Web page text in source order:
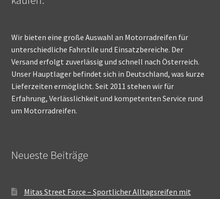
Wir bieten eine große Auswahl an Motorradreifen für
unterschiedliche Fahrstile und Einsatzbereiche. Der
Versand erfolgt zuverlässig und schnell nach Österreich.
Unser Hauptlager befindet sich in Deutschland, was kurze
Lieferzeiten ermöglicht. Seit 2011 stehen wir für
Erfahrung, Verlässlichkeit und kompetenten Service rund
um Motorradreifen.
Neueste Beiträge
Mitas Street Force – Sportlicher Alltagsreifen mit